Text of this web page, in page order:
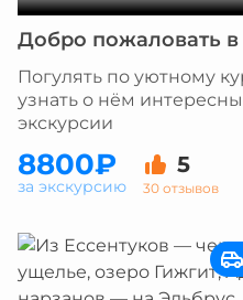
Добро пожаловать в
Погулять по уютному
узнать о нём
экскурсии
8800₽ 5
30 отзывов
за экскурсию